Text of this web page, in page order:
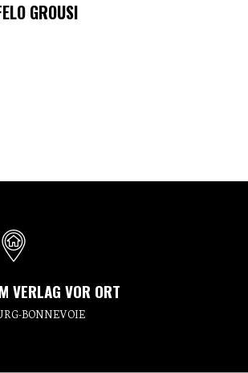
GROUSI
VERLAG VOR ORT
BONNEVOIE